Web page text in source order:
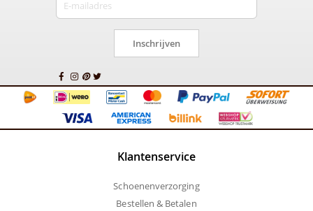
Inschrijven
Klantenservice
Schoenenverzorging
Bestellen & Betalen